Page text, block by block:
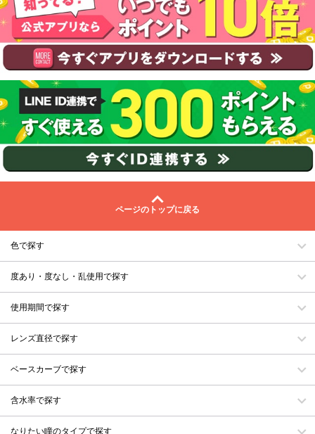
ページのトップに戻る
色で探す
度あり・度なし・乱使用で探す
使用期間で探す
レンズ直径で探す
ベースカーブで探す
含水率で探す
なりたい瞳のタイプで探す